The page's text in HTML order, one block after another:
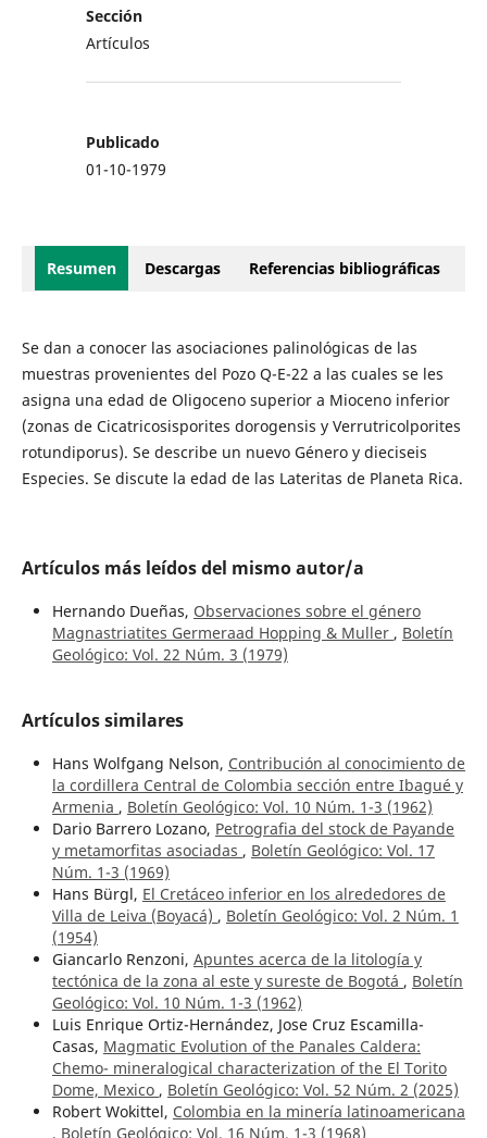
Sección
Artículos
Publicado
01-10-1979
Resumen Descargas Referencias bibliográficas
Se dan a conocer las asociaciones palinológicas de las
muestras provenientes del Pozo Q-E-22 a las cuales se les
asigna una edad de Oligoceno superior a Mioceno inferior
(zonas de Cicatricosisporites dorogensis y Verrutricolporites
rotundiporus). Se describe un nuevo Género y dieciseis
Especies. Se discute la edad de las Lateritas de Planeta Rica.
Artículos más leídos del mismo autor/a
Hernando Dueñas, Observaciones sobre el género
Magnastriatites Germeraad Hopping & Muller , Boletín
Geológico: Vol. 22 Núm. 3 (1979)
Artículos similares
Hans Wolfgang Nelson, Contribución al conocimiento de
la cordillera Central de Colombia sección entre Ibagué y
Armenia , Boletín Geológico: Vol. 10 Núm. 1-3 (1962)
Dario Barrero Lozano, Petrografia del stock de Payande
y metamorfitas asociadas , Boletín Geológico: Vol. 17
Núm. 1-3 (1969)
Hans Bürgl, El Cretáceo inferior en los alrededores de
Villa de Leiva (Boyacá) , Boletín Geológico: Vol. 2 Núm. 1
(1954)
Giancarlo Renzoni, Apuntes acerca de la litología y
tectónica de la zona al este y sureste de Bogotá , Boletín
Geológico: Vol. 10 Núm. 1-3 (1962)
Luis Enrique Ortiz-Hernández, Jose Cruz Escamilla-
Casas, Magmatic Evolution of the Panales Caldera:
Chemo- mineralogical characterization of the El Torito
Dome, Mexico , Boletín Geológico: Vol. 52 Núm. 2 (2025)
Robert Wokittel, Colombia en la minería latinoamericana
, Boletín Geológico: Vol. 16 Núm. 1-3 (1968)